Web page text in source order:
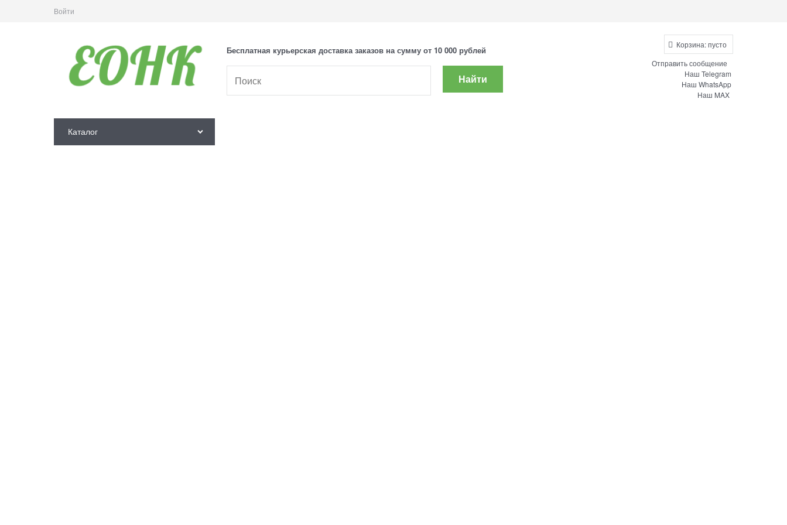
Войти
Бесплатная курьерская доставка заказов на сумму от 10 000 рублей
Найти
Корзина:пусто
Отправить сообщение
Наш Telegram
Наш WhatsApp
Наш MAX
Каталог